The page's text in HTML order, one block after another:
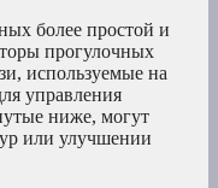
более простой и
прогулочных
используемые на
управления
ниже, могут
или улучшении